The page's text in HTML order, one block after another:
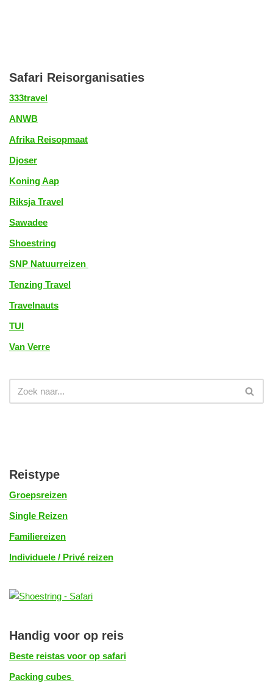
Safari Reisorganisaties
333travel
ANWB
Afrika Reisopmaat
Djoser
Koning Aap
Riksja Travel
Sawadee
Shoestring
SNP Natuurreizen
Tenzing Travel
Travelnauts
TUI
Van Verre
Reistype
Groepsreizen
Single Reizen
Familiereizen
Individuele / Privé reizen
Handig voor op reis
Beste reistas voor op safari
Packing cubes